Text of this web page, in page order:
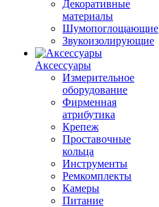
Декоративные
материалы
Шумопоглощающие
Звукоизолирующие
Аксессуары
Измерительное
оборудование
Фирменная
атрибутика
Крепеж
Проставочные
кольца
Инструменты
Ремкомплекты
Камеры
Питание